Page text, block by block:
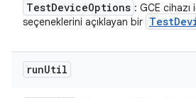
TestDeviceOptions : GCE cihazı
seçeneklerini açıklayan bir Test
runUtil